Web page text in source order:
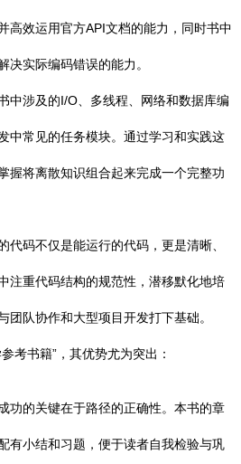
高效运用官方API文档的能力，同时书中
决实际编码错误的能力。
书中涉及的I/O、多线程、网络和数据库编
中常见的任务模块。通过学习和实践这
握将离散知识组合起来完成一个完整功
代码不仅是能运行的代码，更是清晰、
注重代码结构的规范性，潜移默化地培
团队协作和大型项目开发打下基础。
考书籍”，其优势尤为突出：
功的关键在于路径的正确性。本书的章
有小结和习题，便于读者自我检验与巩